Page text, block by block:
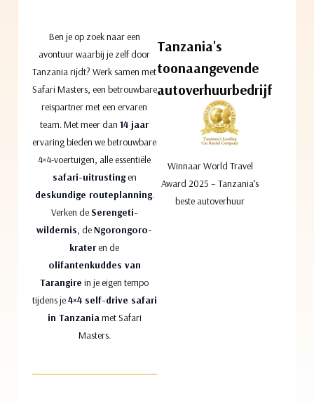
Ben je op zoek naar een
avontuur waarbij je zelf door
Tanzania rijdt? Werk samen met
Safari Masters, een betrouwbare
reispartner met een ervaren
team. Met meer dan14 jaar
ervaring bieden we betrouwbare
4×4-voertuigen, alle essentiële
safari-uitrustingen
deskundige routeplanning.
Verken deSerengeti-
wildernis, deNgorongoro-
krateren de
olifantenkuddes van
Tarangire in je eigen tempo
tijdens je4×4 self-drive safari
in Tanzaniamet Safari
Masters.
Tanzania's
toonaangevende
autoverhuurbedrijf
Winnaar World Travel
Award 2025 – Tanzania’s
beste autoverhuur